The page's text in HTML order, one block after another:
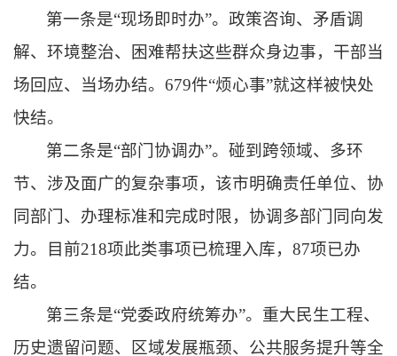
第一条是“现场即时办”。政策咨询、矛盾调
解、环境整治、困难帮扶这些群众身边事，干部当
场回应、当场办结。679件“烦心事”就这样被快处
快结。
第二条是“部门协调办”。碰到跨领域、多环
节、涉及面广的复杂事项，该市明确责任单位、协
同部门、办理标准和完成时限，协调多部门同向发
力。目前218项此类事项已梳理入库，87项已办
结。
第三条是“党委政府统筹办”。重大民生工程、
历史遗留问题、区域发展瓶颈、公共服务提升等全